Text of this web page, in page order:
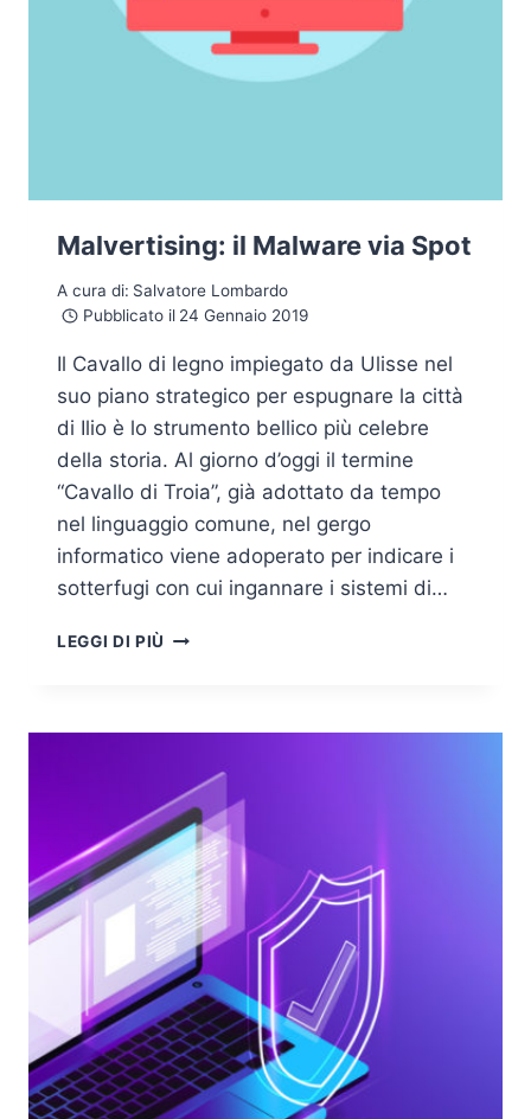
Malvertising: il Malware via Spot
A cura di: Salvatore Lombardo
Pubblicato il 24 Gennaio 2019
Il Cavallo di legno impiegato da Ulisse nel
suo piano strategico per espugnare la città
di Ilio è lo strumento bellico più celebre
della storia. Al giorno d’oggi il termine
“Cavallo di Troia”, già adottato da tempo
nel linguaggio comune, nel gergo
informatico viene adoperato per indicare i
sotterfugi con cui ingannare i sistemi di…
LEGGI DI PIÙ MALVERTISING:
SPOT